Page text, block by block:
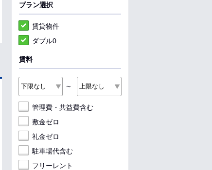
プラン選択
賃貸物件
ダブル0
賃料
～
管理費・共益費含む
敷金ゼロ
礼金ゼロ
駐車場代含む
フリーレント